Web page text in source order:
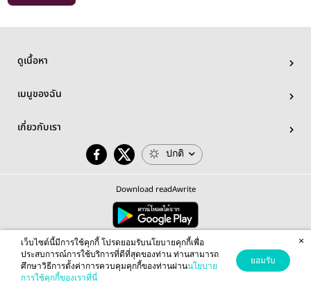
ดูเนื้อหา
เมนูของฉัน
เกี่ยวกับเรา
ปกติ
Download readAwrite
© 2026 readAwrite.com by MEB Corporation Public Company Limited
This site is protected by reCAPTCHA and the Google Privacy Policy Terms of Serviceapply.
เว็บไซต์นี้มีการใช้คุกกี้ โปรดยอมรับนโยบายคุกกี้เพื่อ
ประสบการณ์การใช้บริการที่ดีที่สุดของท่าน ท่านสามารถ
ศึกษาวิธีการตั้งค่าการควบคุมคุกกี้ของท่านผ่านนโยบาย
การใช้คุกกี้ของเราที่นี่
ยอมรับ
×